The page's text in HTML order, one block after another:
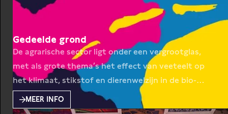
Gedeelde grond
De agrarische sector ligt onder een vergrootglas,
met als grote thema’s het effect van veeteelt op
het klimaat, stikstof en dierenwelzijn in de bio-
industrie. Deze vraagstukken tonen aan dat de
manier waarop Nederland is omgegaan met zijn
MEER INFO